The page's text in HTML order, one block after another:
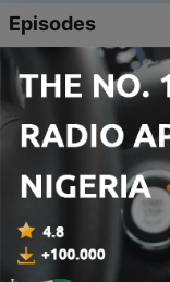
Episodes
5 - フジロックは音
26 Jul 2024
4 - ROTH BART
19 Jul 2024
3 - ～苗場で幸せを
SPANKY）が語